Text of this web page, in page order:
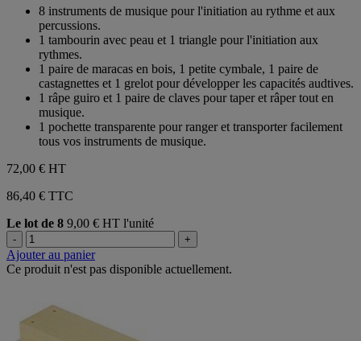
étoiles.
8 instruments de musique pour l'initiation au rythme et aux
percussions.
1 tambourin avec peau et 1 triangle pour l'initiation aux
rythmes.
1 paire de maracas en bois, 1 petite cymbale, 1 paire de
castagnettes et 1 grelot pour développer les capacités audtives.
1 râpe guiro et 1 paire de claves pour taper et râper tout en
musique.
1 pochette transparente pour ranger et transporter facilement
tous vos instruments de musique.
72,00 € HT
86,40 € TTC
Le lot de 8 9,00 € HT l'unité
- +
Ajouter au panier
Ce produit n'est pas disponible actuellement.